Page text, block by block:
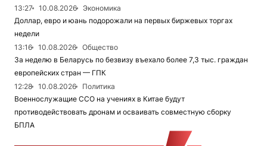
13:27
10.08.2026
Экономика
Доллар, евро и юань подорожали на первых биржевых торгах
недели
13:16
10.08.2026
Общество
За неделю в Беларусь по безвизу въехало более 7,3 тыс. граждан
европейских стран — ГПК
12:28
10.08.2026
Политика
Военнослужащие ССО на учениях в Китае будут
противодействовать дронам и осваивать совместную сборку
БПЛА